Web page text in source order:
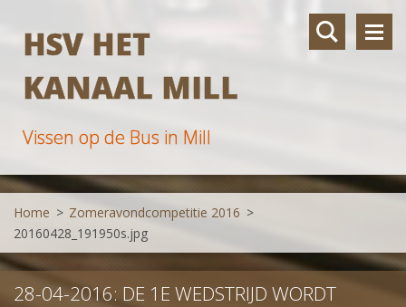
HSV HET
KANAAL MILL
Vissen op de Bus in Mill
Home > Zomeravondcompetitie 2016 >
20160428_191950s.jpg
28-04-2016: DE 1E WEDSTRIJD WORDT